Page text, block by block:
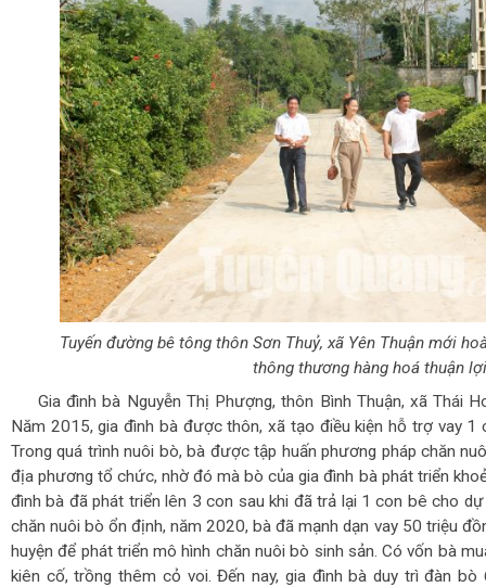
Tuyến đường bê tông thôn Sơn Thuỷ, xã Yên Thuận mới
thông thương hàng hoá thuận
Gia đình bà Nguyễn Thị Phượng, thôn Bình Thuận, xã Thái
Năm 2015, gia đình bà được thôn, xã tạo điều kiện hỗ trợ vay 1
Trong quá trình nuôi bò, bà được tập huấn phương pháp chăn
địa phương tổ chức, nhờ đó mà bò của gia đình bà phát triển
đình bà đã phát triển lên 3 con sau khi đã trả lại 1 con bê cho
chăn nuôi bò ổn định, năm 2020, bà đã mạnh dạn vay 50 triệu
huyện để phát triển mô hình chăn nuôi bò sinh sản. Có vốn bà
kiên cố, trồng thêm cỏ voi. Đến nay, gia đình bà duy trì đàn